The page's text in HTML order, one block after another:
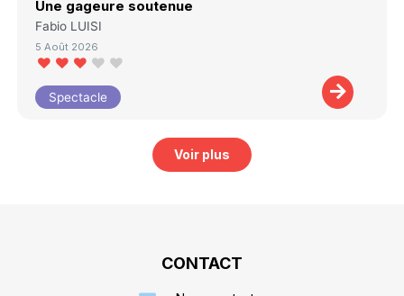
Une gageure soutenue
Fabio LUISI
5 Août 2026
Spectacle
Voir plus
CONTACT